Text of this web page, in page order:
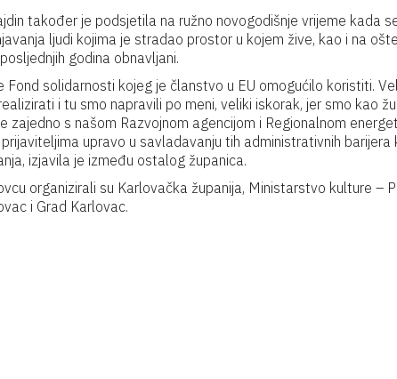
također je podsjetila na ružno novogodišnje vrijeme kada
ljudi kojima je stradao prostor u kojem žive, kao i na
godina obnavljani.
Fond solidarnosti kojeg je članstvo u EU omogućilo koristiti.
i tu smo napravili po meni, veliki iskorak, jer smo kao
zajedno s našom Razvojnom agencijom i Regionalnom
upravo u savladavanju tih administrativnih barijera
izjavila je između ostalog županica.
organizirali su Karlovačka županija, Ministarstvo kulture –
i Grad Karlovac.